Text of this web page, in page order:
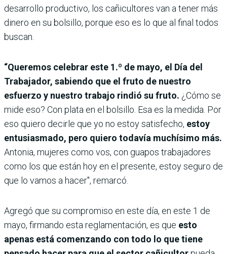
desarrollo productivo, los cañicultores van a tener más
dinero en su bolsillo, porque eso es lo que al final todos
buscan.
“Queremos celebrar este 1.º de mayo, el Día del
Trabajador, sabiendo que el fruto de nuestro
esfuerzo y nuestro trabajo rindió su fruto. ¿Cómo se
mide eso? Con plata en el bolsillo. Esa es la medida. Por
eso quiero decirle que yo no estoy satisfecho, estoy
entusiasmado, pero quiero todavía muchísimo más.
Antonia, mujeres como vos, con guapos trabajadores
como los que están hoy en el presente, estoy seguro de
que lo vamos a hacer", remarcó.
Agregó que su compromiso en este día, en este 1 de
mayo, firmando esta reglamentación, es que esto
apenas está comenzando con todo lo que tiene